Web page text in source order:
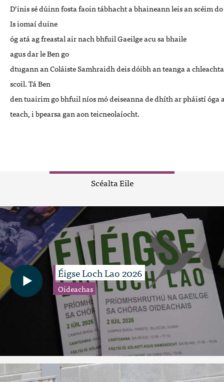
D’inissédúinnfostafaointábhachtabhaineannleisanscéimdo
Isiomaíduine
ógatáagfreastalairnachbhfuilGaeilgeacusabhaile
agusdarle Ben go
dtugannanColáisteSamhraidhdeisdóibhanteangaa
scoil. TáBen
dentuairimgobhfuilníosmódeiseannadedhítharpháistíóga
teach, i bpearsaganaonteicneolaíocht.
Scéalta Eile
Éigse Loch Lao 2026
Oideachas